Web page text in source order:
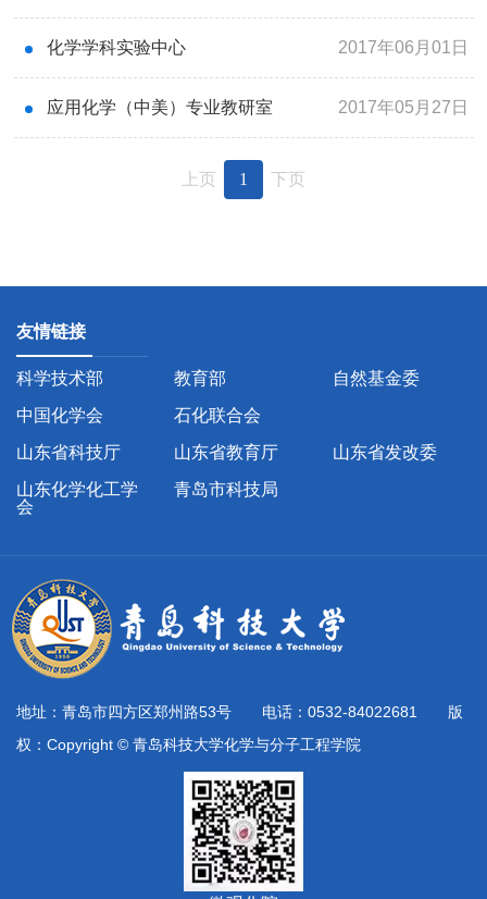
化学学科实验中心 2017年06月01日
应用化学（中美）专业教研室 2017年05月27日
上页 1 下页
友情链接
科学技术部 教育部
自然基金委
中国化学会
石化联合会
山东省科技厅
山东省教育厅
山东省发改委
山东化学化工学
会
青岛市科技局
地址：青岛市四方区郑州路53号 电话：0532-84022681 版
权：Copyright © 青岛科技大学化学与分子工程学院